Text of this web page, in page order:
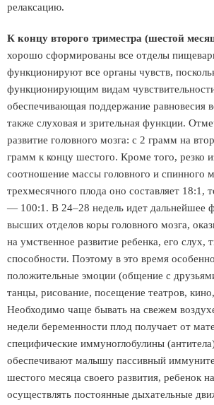
релаксацию.
К концу второго триместра (шестой
хорошо сформированы все отделы
функционируют все органы чувств,
функционирующим видам
обеспечивающая поддержание равновесия
также слуховая и зрительная функции.
развитие головного мозга: с 2 грамм на
грамм к концу шестого. Кроме того, резко
соотношение массы головного и спинного
трехмесячного плода оно составляет 18:1,
— 100:1. В 24–28 недель идет дальнейшее
высших отделов коры головного мозга,
на умственное развитие ребенка, его слух,
способности. Поэтому в это время
положительные эмоции (общение с
танцы, рисование, посещение театров,
Необходимо чаще бывать на свежем
недели беременности плод получает от
специфические иммуноглобулины
обеспечивают малышу пассивный
шестого месяца своего развития, ребенок
осуществлять постоянные дыхательные